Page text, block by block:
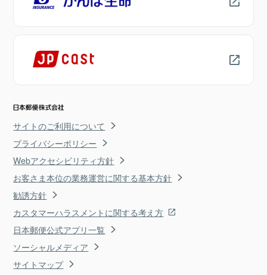
サイトのご利用について
プライバシーポリシー
Webアクセシビリティ方針
お客さま本位の業務運営に関する基本方針
勧誘方針
カスタマーハラスメントに関する考え方
日本郵便公式アプリ一覧
ソーシャルメディア
サイトマップ